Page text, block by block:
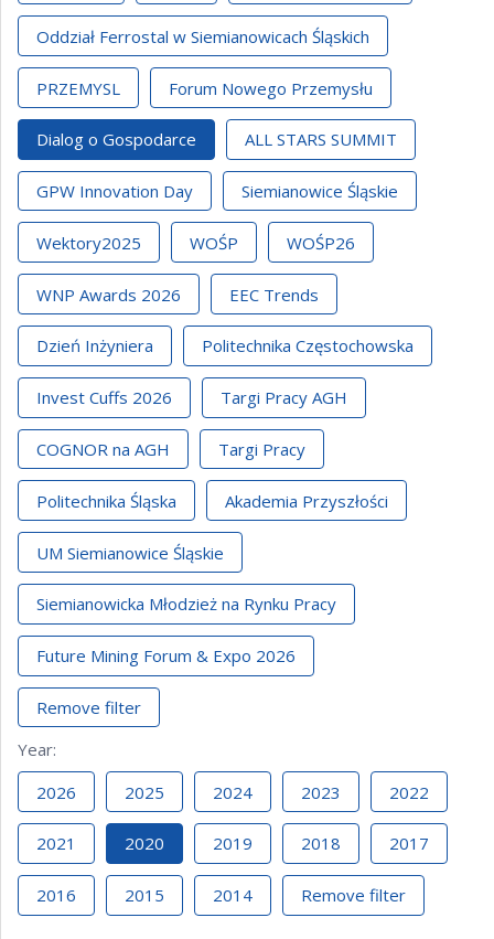
Oddział Ferrostal w Siemianowicach Śląskich
PRZEMYSL Forum Nowego Przemysłu
Dialog o Gospodarce ALL STARS SUMMIT
GPW Innovation Day Siemianowice Śląskie
Wektory2025 WOŚP WOŚP26
WNP Awards 2026 EEC Trends
Dzień Inżyniera Politechnika Częstochowska
Invest Cuffs 2026 Targi Pracy AGH
COGNOR na AGH Targi Pracy
Politechnika Śląska Akademia Przyszłości
UM Siemianowice Śląskie
Siemianowicka Młodzież na Rynku Pracy
Future Mining Forum & Expo 2026
Remove filter
Year:
2026
2025 2024 2023 2022
2021 2020 2019 2018 2017
2016 2015 2014 Remove filter